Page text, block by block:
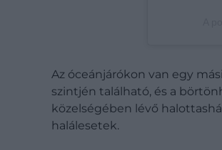
Az óceánjárókon van egy
szintjén található, és a
közelségében lévő
halálesetek.